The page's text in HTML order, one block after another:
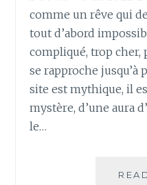
comme un rêve qui
tout d’abord
compliqué, trop cher,
se rapproche jusqu’à
site est mythique, il
mystère, d’une aura
le…